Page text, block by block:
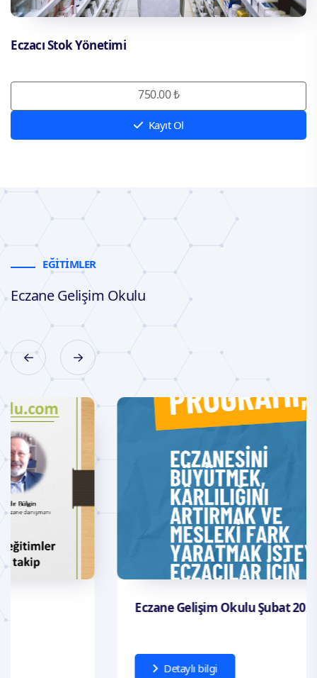
Eczacı Stok Yönetimi
750.00 ₺
Kayıt Ol
EĞİTİMLER
Eczane Gelişim Okulu
Eczane Gelişim Okulu Şubat 2026 Eğitimleri